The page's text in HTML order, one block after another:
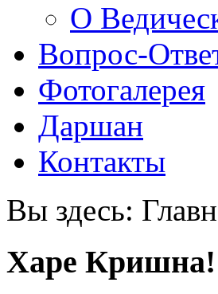
О
Вопрос-
Фотогалерея
Даршан
Контакты
Вы здесь:
Харе Кришна!